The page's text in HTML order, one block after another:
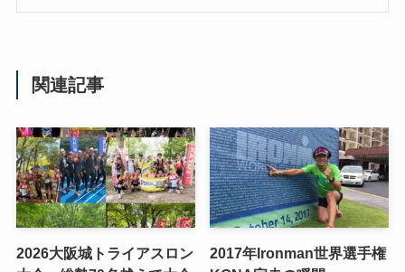
関連記事
2026大阪城トライアスロン
2017年Ironman世界選手権